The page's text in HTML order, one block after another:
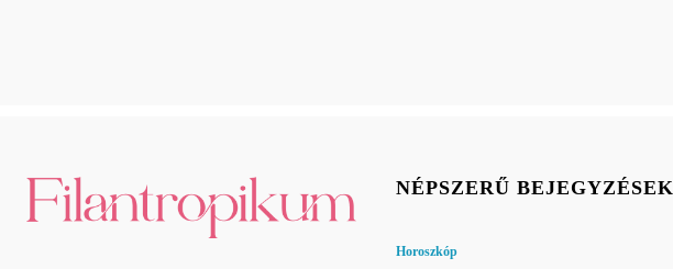
NÉPSZERŰ BEJEGYZÉSEK
Horoszkóp